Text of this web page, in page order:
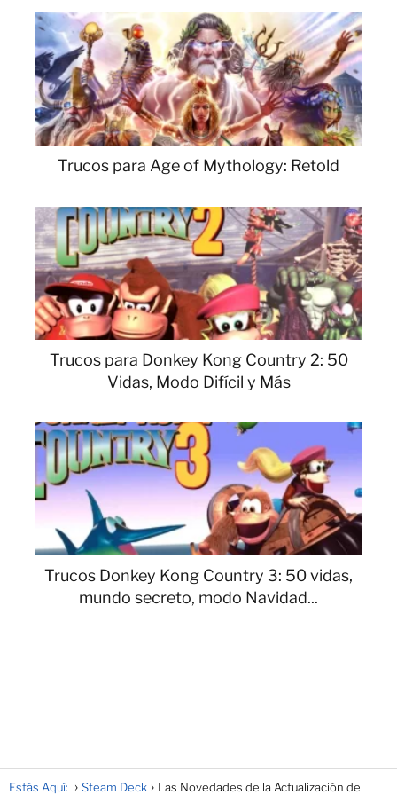
Trucos para Age of Mythology: Retold
Trucos para Donkey Kong Country 2: 50
Vidas, Modo Difícil y Más
Trucos Donkey Kong Country 3: 50 vidas,
mundo secreto, modo Navidad...
Estás Aquí: Steam Deck Las Novedades de la Actualización de